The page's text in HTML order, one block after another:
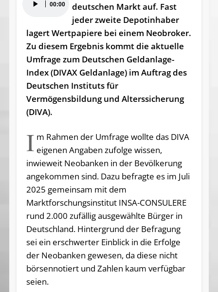
Player 00:00
deutschen Markt auf. Fast
jeder zweite Depotinhaber
lagert Wertpapiere bei einem Neobroker.
Zu diesem Ergebnis kommt die aktuelle
Umfrage zum Deutschen Geldanlage-
Index (DIVAX Geldanlage) im Auftrag des
Deutschen Instituts für
Vermögensbildung und Alterssicherung
(DIVA).
I m Rahmen der Umfrage wollte das DIVA
eigenen Angaben zufolge wissen,
inwieweit Neobanken in der Bevölkerung
angekommen sind. Dazu befragte es im Juli
2025 gemeinsam mit dem
Marktforschungsinstitut INSA-CONSULERE
rund 2.000 zufällig ausgewählte Bürger in
Deutschland. Hintergrund der Befragung
sei ein erschwerter Einblick in die Erfolge
der Neobanken gewesen, da diese nicht
börsennotiert und Zahlen kaum verfügbar
seien.